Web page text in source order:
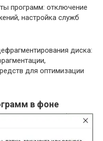
программ: отключение
настройка служб
диска:
для оптимизации
в фоне